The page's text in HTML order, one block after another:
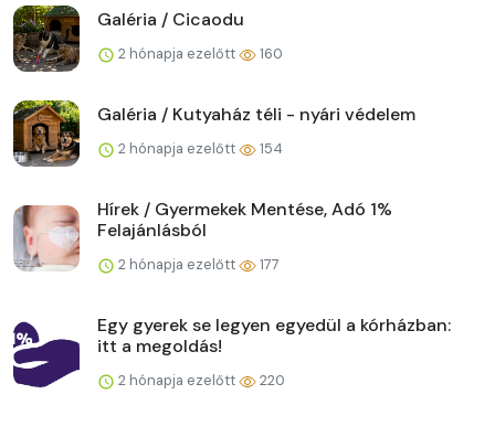
Galéria / Cicaodu
2 hónapja ezelőtt 160
Galéria / Kutyaház téli - nyári védelem
2 hónapja ezelőtt 154
Hírek / Gyermekek Mentése, Adó 1%
Felajánlásból
2 hónapja ezelőtt 177
Egy gyerek se legyen egyedül a kórházban:
itt a megoldás!
2 hónapja ezelőtt 220